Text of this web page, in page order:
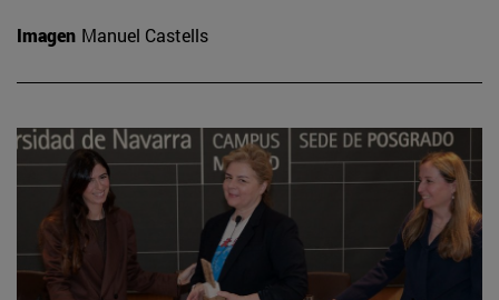
Imagen Manuel Castells